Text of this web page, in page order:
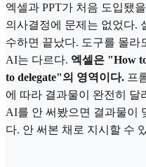
엑셀과 PPT가 처음 도입됐
의사결정에 문제는 없었다.
수하면 끝났다. 도구를 몰라
AI는 다르다. 엑셀은 "How
to delegate"의 영역이다. 프
에 따라 결과물이 완전히 달
AI를 안 써봤으면 결과물이
다. 안 써본 채로 지시할 수